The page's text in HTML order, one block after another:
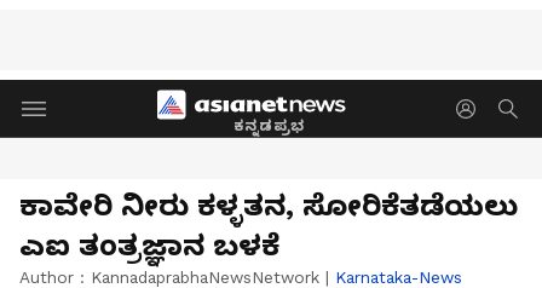
ಕನ್ನಡಪ್ರಭ
ಕಾವೇರಿ ನೀರು ಕಳ್ಳತನ, ಸೋರಿಕೆತಡೆಯಲು
ಎಐ ತಂತ್ರಜ್ಞಾನ ಬಳಕೆ
Author : KannadaprabhaNewsNetwork | Karnataka-News